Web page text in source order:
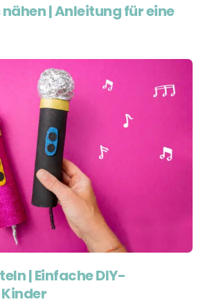
| Anleitung für eine
| Einfache DIY-